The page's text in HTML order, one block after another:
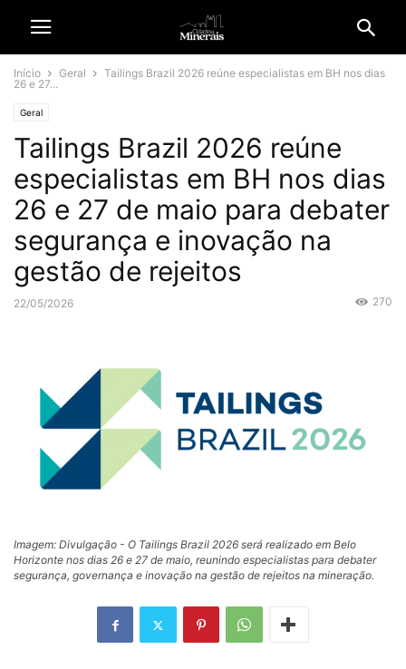
Início Geral
Tailings Brazil 2026 reúne especialistas em BH nos dias
26 e 27...
Geral
Tailings Brazil 2026 reúne
especialistas em BH nos dias
26 e 27 de maio para debater
segurança e inovação na
gestão de rejeitos
22/05/2026 270
Imagem: Divulgação - O Tailings Brazil 2026 será realizado em Belo
Horizonte nos dias 26 e 27 de maio, reunindo especialistas para debater
segurança, governança e inovação na gestão de rejeitos na mineração.